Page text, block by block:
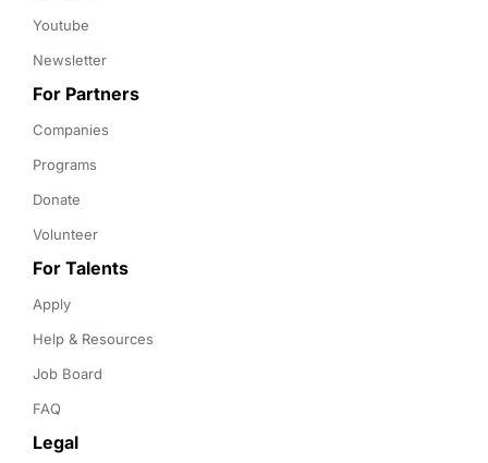
Youtube
Newsletter
For Partners
Companies
Programs
Donate
Volunteer
For Talents
Apply
Help & Resources
Job Board
FAQ
Legal